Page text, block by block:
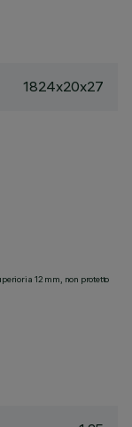
1824x20x27
a 12 mm, non protetto